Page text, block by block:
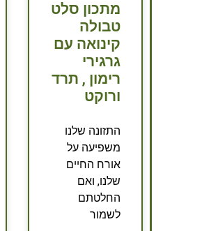
מתכון סלט
טבולה
קינואה עם
גרגירי
רימון , תרד
ורוקט
התזונה שלנו
משפיעה על
אורח החיים
שלנו, ואם
החלטתם
לשמור